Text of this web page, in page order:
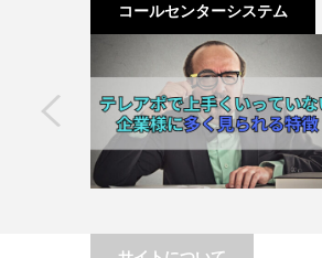
コールセンターシステム